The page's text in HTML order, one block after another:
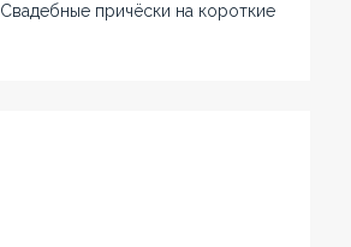
Свадебные причёски на короткие